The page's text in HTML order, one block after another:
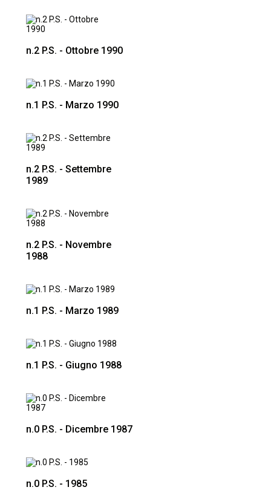
n.2 P.S. - Ottobre 1990
n.1 P.S. - Marzo 1990
n.2 P.S. - Settembre
1989
n.2 P.S. - Novembre
1988
n.1 P.S. - Marzo 1989
n.1 P.S. - Giugno 1988
n.0 P.S. - Dicembre 1987
n.0 P.S. - 1985